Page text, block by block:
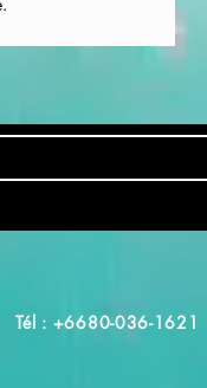
Tél : +6680-036-1621